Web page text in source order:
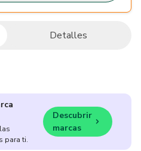
Detalles
para ti.
Descubrir
marcas